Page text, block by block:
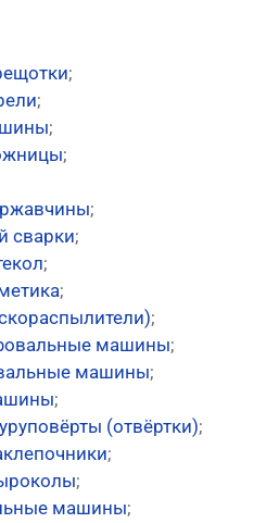
;
;
;
;
;
сварки;
;
;
;
машины;
машины;
;
(отвёртки);
;
;
машины;